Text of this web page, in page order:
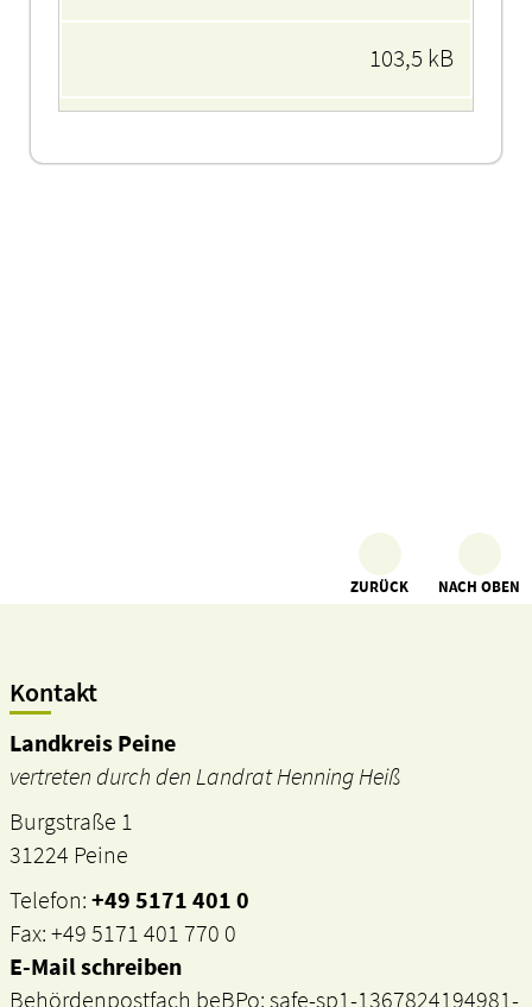
103,5 kB
ZURÜCK NACH OBEN
Kontakt
Landkreis Peine
vertreten durch den Landrat Henning Heiß
Burgstraße 1
31224 Peine
Telefon:+49 5171 401 0
Fax: +49 5171 401 770 0
E-Mail schreiben
Behördenpostfach beBPo: safe-sp1-1367824194981-